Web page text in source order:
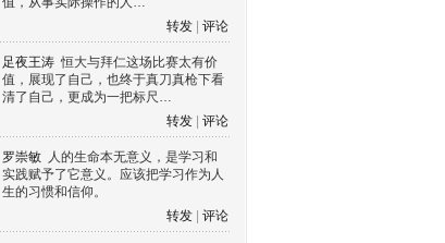
转发
评论
足夜王涛 恒大与拜仁这场比赛太有价
值，展现了自己，也终于真刀真枪下看
清了自己，更成为一把标尺…
转发
评论
罗崇敏 人的生命本无意义，是学习和
实践赋予了它意义。应该把学习作为人
生的习惯和信仰。
转发
评论